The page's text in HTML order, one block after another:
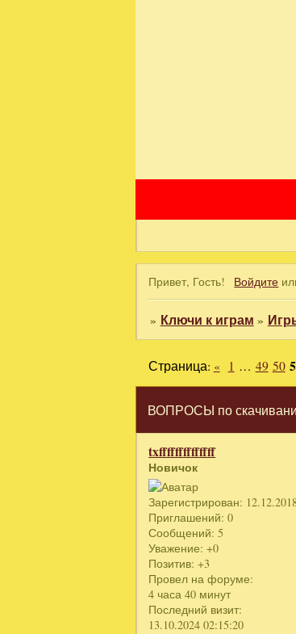
Привет, Гость! Войдите
» Ключи к играм »
ВОПРОСЫ по
Страница: « 1 … 49 50
txffffffffffffff
Новичок
Зарегистрирован:
Приглашений: 0
Сообщений: 5
Уважение: +0
Позитив: +3
Провел на форуме:
4 часа 40 минут
Последний визит:
13.10.2024 02:15:20